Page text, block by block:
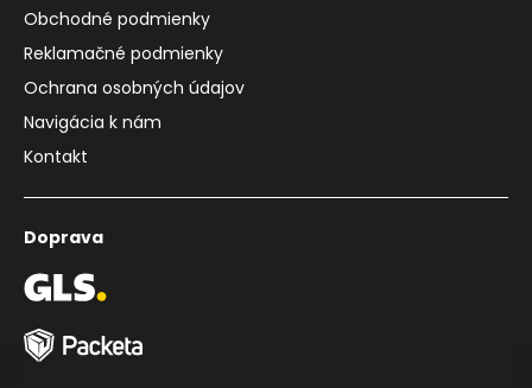
Obchodné podmienky
Reklamačné podmienky
Ochrana osobných údajov
Navigácia k nám
Kontakt
Doprava